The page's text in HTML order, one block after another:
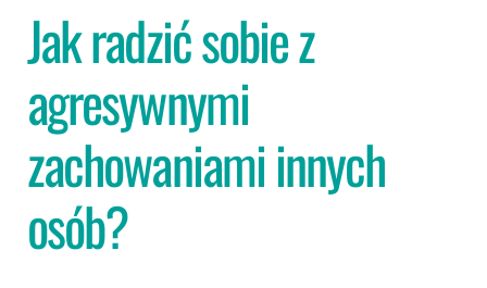
Jak radzić sobie z
agresywnymi
zachowaniami innych
osób?